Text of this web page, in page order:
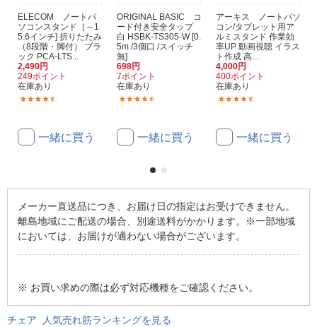
ELECOM ノートパ
ソコンスタンド［～1
5.6インチ] 折りたたみ
（8段階・脚付） ブラ
ック PCA-LTS...
2,490円
249ポイント
在庫あり
一緒に買う
ORIGINAL BASIC コ
ード付き安全タップ
白 HSBK-TS305-W [0.
5m /3個口 /スイッチ
無]
698円
7ポイント
在庫あり
一緒に買う
アーキス ノートパソ
コン/タブレット用ア
ルミスタンド 作業効
率UP 動画視聴 イラス
ト作成 高...
4,000円
400ポイント
在庫あり
一緒に買う
メーカー直送品につき、お届け日の指定はお受けできません。
離島地域にご配送の場合、別途送料がかかります。※一部地域
においては、お届けが適わない場合がございます。
※ お買い求めの際は必ず対応機種をご確認ください。
チェア 人気売れ筋ランキングを見る